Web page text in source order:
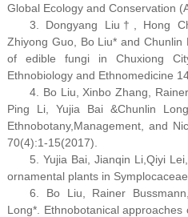
Global Ecology and Conservation
3. Dongyang Liu†, Hong
Zhiyong Guo, Bo Liu* and Chunlin
of edible fungi in Chuxiong
Ethnobiology and Ethnomedicine
4. Bo Liu, Xinbo Zhang,
Ping Li, Yujia Bai &Chunlin
Ethnobotany,Management, and
70(4):1-15(2017).
5. Yujia Bai, Jianqin Li,Qiyi
ornamental plants in
6. Bo Liu, Rainer
Long*. Ethnobotanical